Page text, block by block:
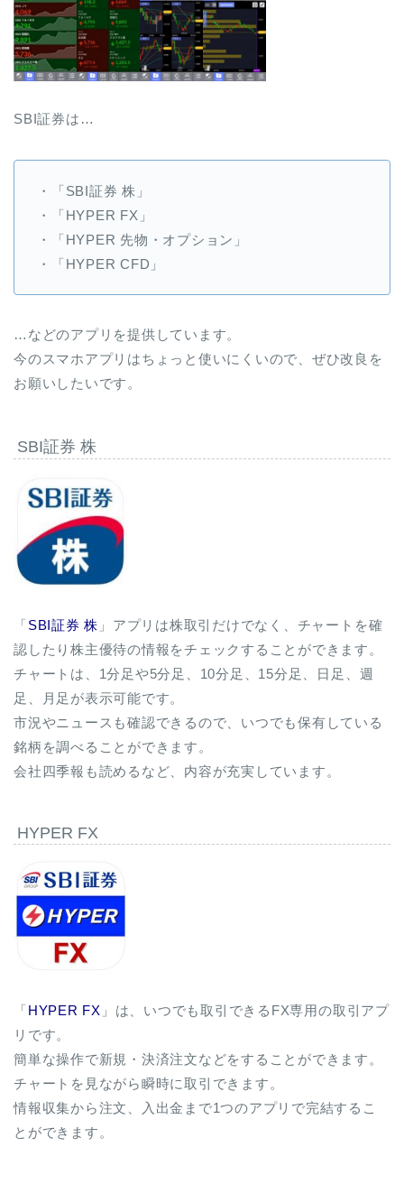
SBI証券は…
・「SBI証券 株」
・「HYPER FX」
・「HYPER 先物・オプション」
・「HYPER CFD」
…などのアプリを提供しています。
今のスマホアプリはちょっと使いにくいので、ぜひ改良を
お願いしたいです。
SBI証券 株
「SBI証券 株 」アプリは株取引だけでなく、チャートを確
認したり株主優待の情報をチェックすることができます。
チャートは、1分足や5分足、10分足、15分足、日足、週
足、月足が表示可能です。
市況やニュースも確認できるので、いつでも保有している
銘柄を調べることができます。
会社四季報も読めるなど、内容が充実しています。
HYPER FX
「HYPER FX 」は、いつでも取引できるFX専用の取引アプ
リです。
簡単な操作で新規・決済注文などをすることができます。
チャートを見ながら瞬時に取引できます。
情報収集から注文、入出金まで1つのアプリで完結するこ
とができます。